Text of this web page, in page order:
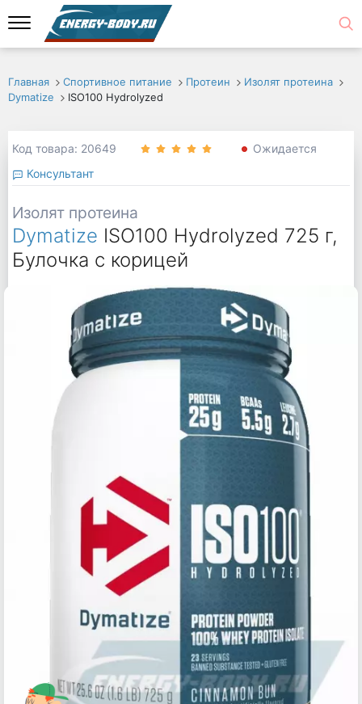
Главная Спортивное питание Протеин
Изолят протеина
Dymatize
ISO100 Hydrolyzed
Код товара: 20649
Ожидается
Консультант
Изолят протеина
Dymatize ISO100 Hydrolyzed 725 г,
Булочка с корицей